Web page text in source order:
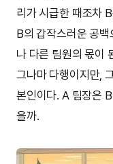
리가 시급한 때조차
B의 갑작스러운 공
나 다른 팀원의 몫이
그나마 다행이지만,
본인이다. A 팀장은
을까.